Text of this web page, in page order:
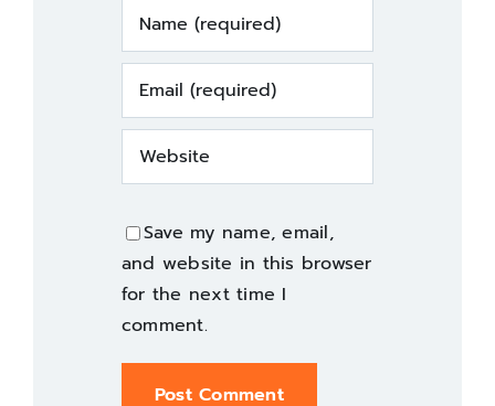
Save my name, email,
and website in this browser
for the next time I
comment.